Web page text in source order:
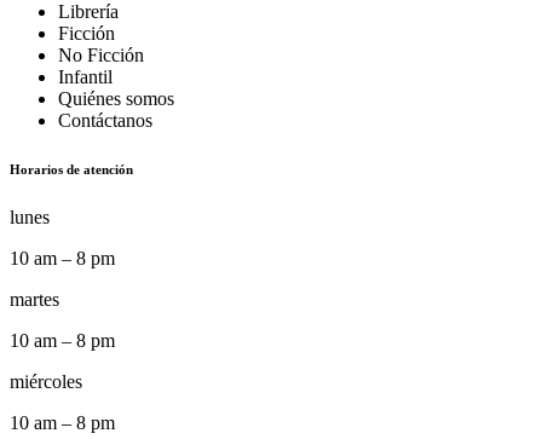
INGENIERIA ELECTRONICA Y
TELECOMUNICACIONES
INGENIERIA INDUSTRIAL
LIBRO ACTIVIDADES
Librería
Ficción
No Ficción
Infantil
Quiénes somos
Contáctanos
Horarios de atención
lunes
10 am – 8 pm
martes
10 am – 8 pm
miércoles
10 am – 8 pm